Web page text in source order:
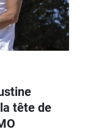
tête de